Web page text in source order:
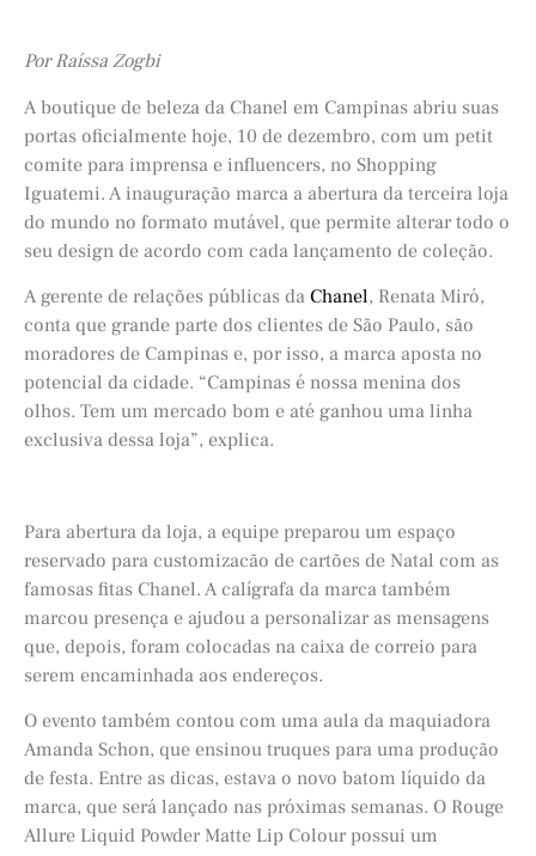
Por Raíssa Zogbi
A boutique de beleza da Chanel em Campinas abriu suas
portas oficialmente hoje, 10 de dezembro, com um petit
comite para imprensa e influencers, no Shopping
Iguatemi. A inauguração marca a abertura da terceira loja
do mundo no formato mutável, que permite alterar todo o
seu design de acordo com cada lançamento de coleção.
A gerente de relações públicas da Chanel, Renata Miró,
conta que grande parte dos clientes de São Paulo, são
moradores de Campinas e, por isso, a marca aposta no
potencial da cidade. “Campinas é nossa menina dos
olhos. Tem um mercado bom e até ganhou uma linha
exclusiva dessa loja”, explica.
Para abertura da loja, a equipe preparou um espaço
reservado para customizacão de cartões de Natal com as
famosas fitas Chanel. A calígrafa da marca também
marcou presença e ajudou a personalizar as mensagens
que, depois, foram colocadas na caixa de correio para
serem encaminhada aos endereços.
O evento também contou com uma aula da maquiadora
Amanda Schon, que ensinou truques para uma produção
de festa. Entre as dicas, estava o novo batom líquido da
marca, que será lançado nas próximas semanas. O Rouge
Allure Liquid Powder Matte Lip Colour possui um